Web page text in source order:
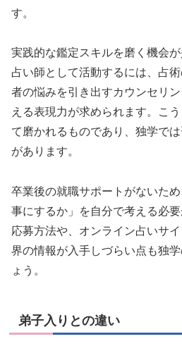
す。
実践的な鑑定スキルを磨く機会が
占い師として活動するには、占
者の悩みを引き出すカウンセリ
える表現力が求められます。こ
て磨かれるものであり、独学で
があります。
卒業後の就職サポートがないた
事にするか」を自分で考える必
応募方法や、オンライン占いサ
界の情報が入手しづらい点も独
ょう。
弟子入りとの違い